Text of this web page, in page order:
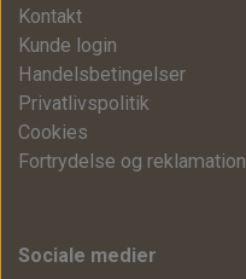
Kontakt
Kunde login
Handelsbetingelser
Privatlivspolitik
Cookies
Fortrydelse og reklamation
Sociale medier